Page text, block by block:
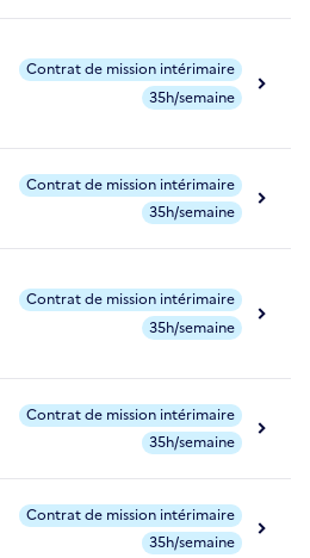
Contrat de mission intérimaire
35h/semaine
Contrat de mission intérimaire
35h/semaine
Contrat de mission intérimaire
35h/semaine
Contrat de mission intérimaire
35h/semaine
Contrat de mission intérimaire
35h/semaine